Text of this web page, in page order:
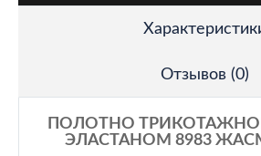
Отзывов (0)
ПОЛОТНО
ЭЛАСТАНОМ 8983